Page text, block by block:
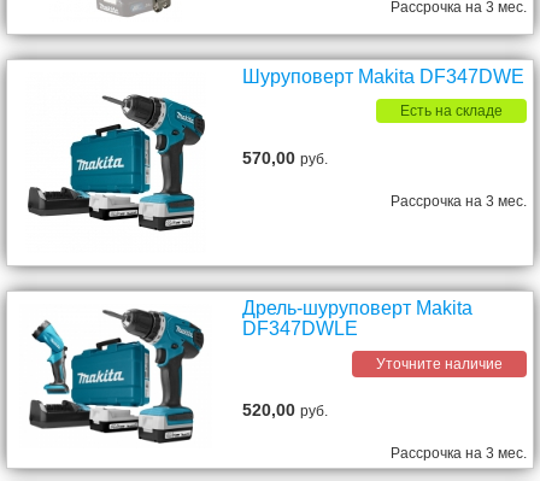
Рассрочка на 3 мес.
Шуруповерт Makita DF347DWE
Есть на складе
570,00руб.
Рассрочка на 3 мес.
Дрель-шуруповерт Makita
DF347DWLE
Уточните наличие
520,00руб.
Рассрочка на 3 мес.